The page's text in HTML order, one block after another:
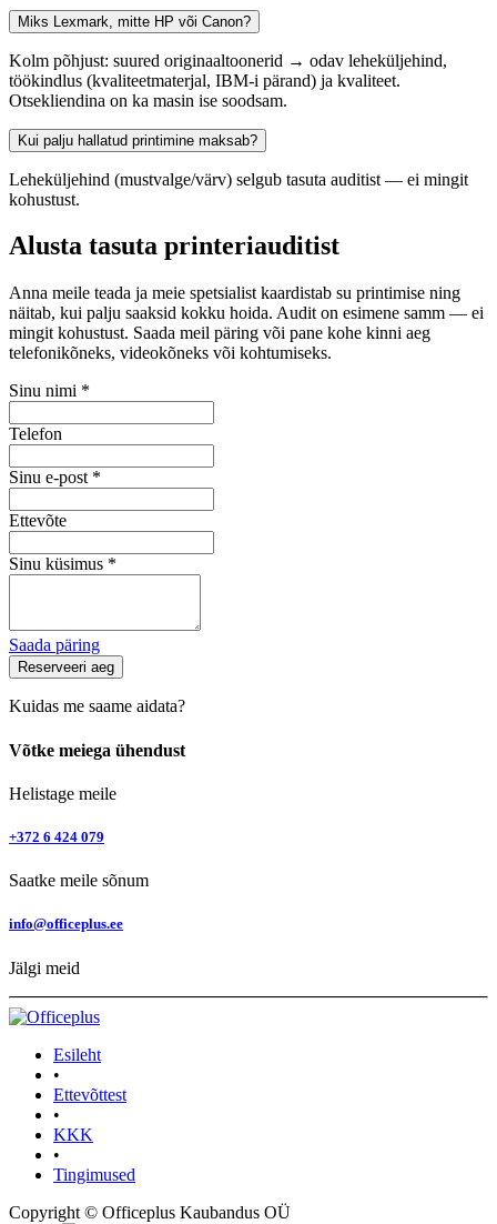
Miks Lexmark, mitte HP või Canon?
Kolm põhjust: suured originaaltoonerid → odav leheküljehind,
töökindlus (kvaliteetmaterjal, IBM-i pärand) ja kvaliteet.
Otsekliendina on ka masin ise soodsam.
Kui palju hallatud printimine maksab?
Leheküljehind (mustvalge/värv) selgub tasuta auditist — ei mingit
kohustust.
Alusta tasuta printeriauditist
Anna meile teada ja meie spetsialist kaardistab su printimise ning
näitab, kui palju saaksid kokku hoida. Audit on esimene samm — ei
mingit kohustust. Saada meil päring või pane kohe kinni aeg
telefonikõneks, videokõneks või kohtumiseks.
Sinu nimi *
Telefon
Sinu e-post *
Ettevõte
Sinu küsimus *
Saada päring
Reserveeri aeg
Kuidas me saame aidata?
Võtke meiega ühendust
Helistage meile
+372 6 424 079
Saatke meile sõnum
info@officeplus.ee
Jälgi meid
Esileht
•
Ettevõttest
•
KKK
•
Tingimused
Copyright © Officeplus Kaubandus OÜ